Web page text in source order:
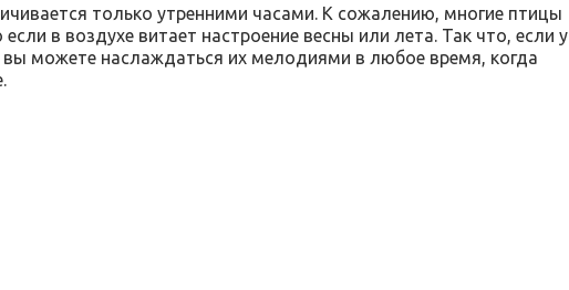
только утренними часами. К сожалению, многие птицы
в воздухе витает настроение весны или лета. Так что, если у
вы можете наслаждаться их мелодиями в любое время, когда